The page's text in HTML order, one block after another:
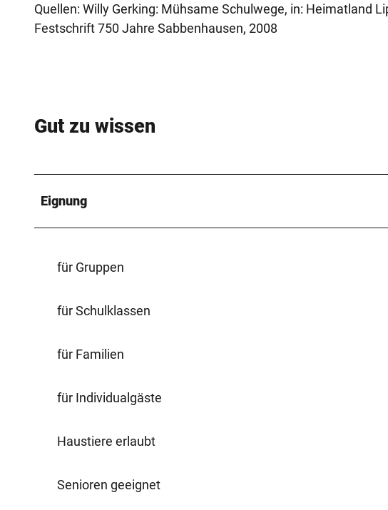
Quellen: Willy Gerking: Mühsame Schulwege, in: Heimatland
Festschrift 750 Jahre Sabbenhausen, 2008
Gut zu wissen
Eignung
für Gruppen
für Schulklassen
für Familien
für Individualgäste
Haustiere erlaubt
Senioren geeignet